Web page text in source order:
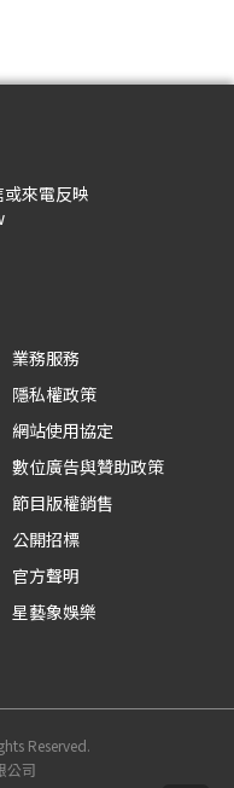
來電反映
業務服務
隱私權政策
網站使用協定
數位廣告與贊助政策
節目版權銷售
公開招標
官方聲明
星藝象娛樂
Reserved.
公司